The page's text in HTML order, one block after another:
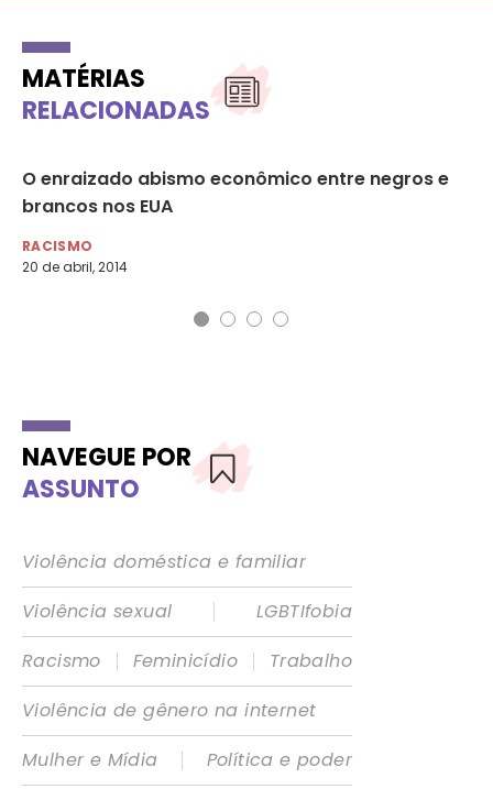
MATÉRIAS
RELACIONADAS
O enraizado abismo econômico entre negros e
brancos nos EUA
RACISMO
20 de abril, 2014
NAVEGUE POR
ASSUNTO
Violência doméstica e familiar
Violência sexual
|
LGBTIfobia
Racismo
| Feminicídio |
Trabalho
Violência de gênero na internet
Mulher e Mídia
| Política e poder